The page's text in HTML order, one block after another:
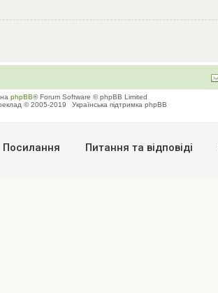
phpBB® Forum Software © phpBB Limited
© 2005-2019
Українська підтримка phpBB
Посилання Питання та вiдповiдi